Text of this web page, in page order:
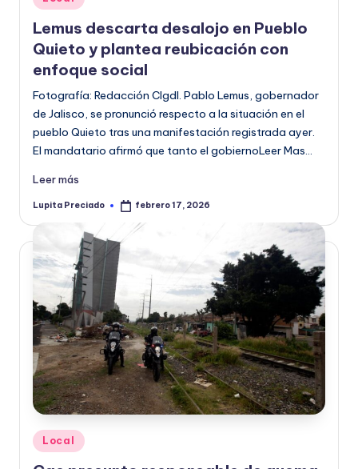
o
r
m
a
ti
v
a
en
Lemus descarta desalojo en Pueblo
Quieto y plantea reubicación con
enfoque social
Fotografía: Redacción CIgdl. Pablo Lemus, gobernador
de Jalisco, se pronunció respecto a la situación en el
pueblo Quieto tras una manifestación registrada ayer.
El mandatario afirmó que tanto el gobiernoLeer Mas…
Leer más
Publicado
Lupita Preciado febrero 17, 2026
Publicado
en
Local